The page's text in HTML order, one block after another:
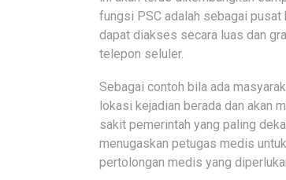
fungsi PSC adalah sebagai pusat
dapat diakses secara luas dan
telepon seluler.
Sebagai contoh bila ada
lokasi kejadian berada dan akan
sakit pemerintah yang paling
menugaskan petugas medis
pertolongan medis yang